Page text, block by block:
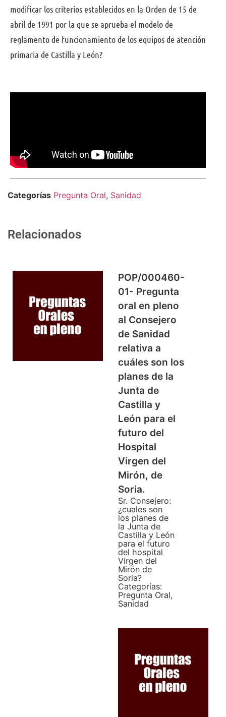
modificar los criterios establecidos en la Orden de 15 de
abril de 1991 por la que se aprueba el modelo de
reglamento de funcionamiento de los equipos de atención
primaria de Castilla y León?
Comparte
Categorías Pregunta Oral, Sanidad
Relacionados
POP/000460-
01- Pregunta
oral en pleno
al Consejero
de Sanidad
relativa a
cuáles son los
planes de la
Junta de
Castilla y
León para el
futuro del
Hospital
Virgen del
Mirón, de
Soria.
Sr. Consejero:
¿cuales son
los planes de
la Junta de
Castilla y León
para el futuro
del hospital
Virgen del
Mirón de
Soria?
Categorías:
Pregunta Oral,
Sanidad